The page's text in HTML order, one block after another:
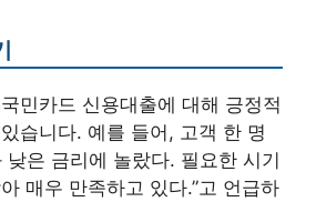
민카드 신용대출에 대해 긍정적
습니다. 예를 들어, 고객 한 명
낮은 금리에 놀랐다. 필요한 시기
매우 만족하고 있다.”고 언급하